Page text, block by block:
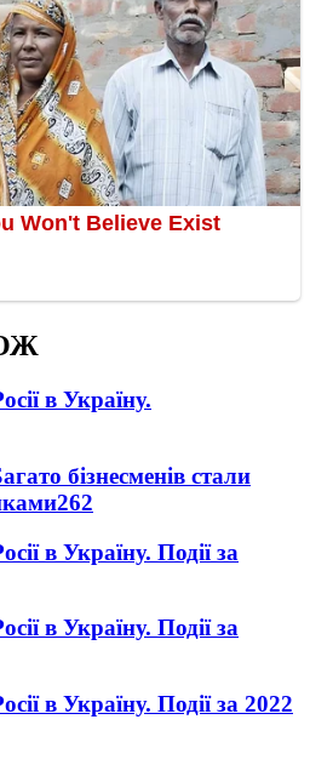
в Україну.
бізнесменів стали
262
в Україну. Події за
в Україну. Події за
в Україну. Події за 2022